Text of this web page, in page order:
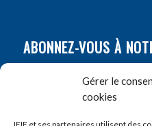
Gérer le
cookies
ABONNEZ-VOUS À
Prénom*